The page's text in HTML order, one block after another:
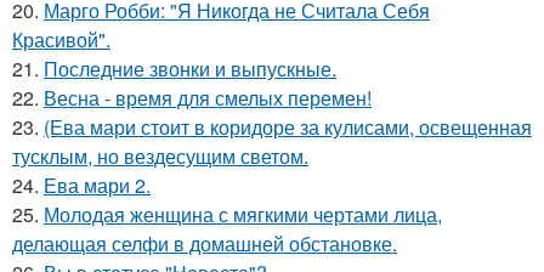
20. Марго Робби: "Я Никогда не Считала Себя
Красивой".
21. Последние звонки и выпускные.
22. Весна - время для смелых перемен!
23. (Ева мари стоит в коридоре за кулисами, освещенная
тусклым, но вездесущим светом.
24. Ева мари 2.
25. Молодая женщина с мягкими чертами лица,
делающая селфи в домашней обстановке.